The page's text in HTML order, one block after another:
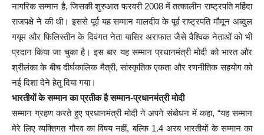
नागरिक सम्मान है, जिसकी शुरुआत फरवरी 2008 में तत्कालीन राष्ट्रपति महिंदा
राजपक्षे ने की थी। इससे पूर्व यह सम्मान मालदीव के पूर्व राष्ट्रपति मौमून अब्दुल
गयूम और फिलिस्तीन के दिवंगत नेता यासिर अराफात जैसे वैश्विक नेताओं को भी
प्रदान किया जा चुका है। इस बार यह सम्मान प्रधानमंत्री मोदी को भारत और
श्रीलंका के बीच दीर्घकालिक मैत्री, सांस्कृतिक एकता और रणनीतिक सहयोग को
नई दिशा देने हेतु दिया गया।
भारतीयों के सम्मान का प्रतीक है सम्मान-प्रधानमंत्री मोदी
सम्मान ग्रहण करते हुए प्रधानमंत्री मोदी ने अपने संबोधन में कहा, “यह सम्मान
मेरे लिए व्यक्तिगत गौरव का विषय नहीं, बल्कि 1.4 अरब भारतीयों के सम्मान का